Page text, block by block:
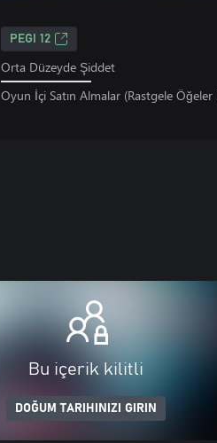
PEGI 12
Orta Düzeyde Şiddet
Oyun İçi Satın Almalar (Rastgele Öğeler
Bu içerik kilitli
DOĞUM TARIHINIZI GIRIN